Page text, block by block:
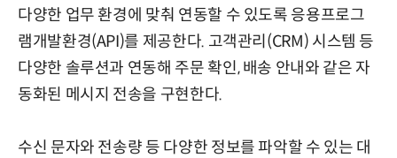
다양한 업무 환경에 맞춰 연동할 수 있도록 응용프로그
램개발환경(API)를 제공한다. 고객관리(CRM) 시스템 등
다양한 솔루션과 연동해 주문 확인, 배송 안내와 같은 자
동화된 메시지 전송을 구현한다.
수신 문자와 전송량 등 다양한 정보를 파악할 수 있는 대